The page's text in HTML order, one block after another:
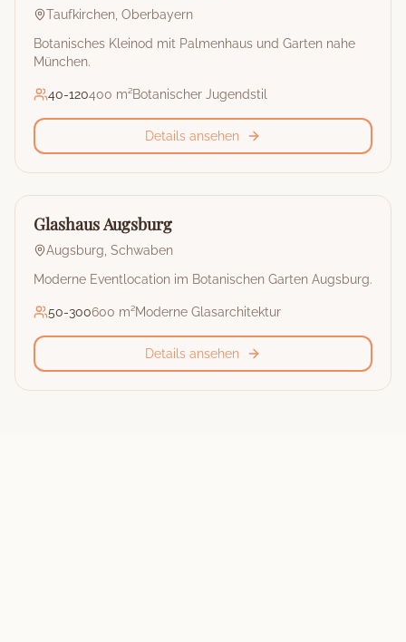
Taufkirchen Oberbayern
Botanisches Kleinod mit Palmenhaus und Garten nahe
München.
40-120400 m²Botanischer Jugendstil
Details ansehen
🏰
Restaurant & Eventlocation
Glashaus Augsburg
Augsburg Schwaben
Moderne Eventlocation im Botanischen Garten Augsburg.
50-300600 m²Moderne Glasarchitektur
Details ansehen